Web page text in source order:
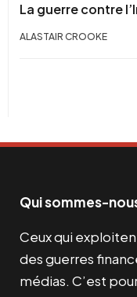
La guerre contre
ALASTAIR CROOKE
Qui sommes-
Ceux qui
des guerres
médias. C’est